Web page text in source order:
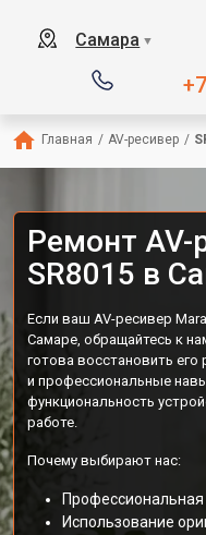
Самара ▼
Главная / AV-ресивер /
Ремонт AV-
SR8015 в
Если ваш AV-ресивер
Самаре, обращайтесь к
готова восстановить его
и профессиональные
функциональность
работе.
Почему выбирают нас:
Профессиональная
Использование